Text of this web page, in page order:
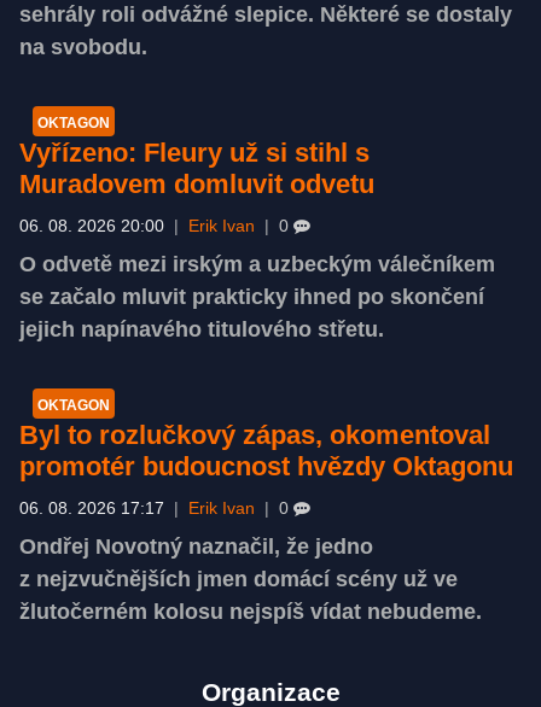
sehrály roli odvážné slepice. Některé se dostaly
na svobodu.
OKTAGON
Vyřízeno: Fleury už si stihl s
Muradovem domluvit odvetu
06. 08. 2026 20:00 Erik Ivan 0
O odvetě mezi irským a uzbeckým válečníkem
se začalo mluvit prakticky ihned po skončení
jejich napínavého titulového střetu.
OKTAGON
Byl to rozlučkový zápas, okomentoval
promotér budoucnost hvězdy Oktagonu
06. 08. 2026 17:17 Erik Ivan 0
Ondřej Novotný naznačil, že jedno
z nejzvučnějších jmen domácí scény už ve
žlutočerném kolosu nejspíš vídat nebudeme.
Organizace